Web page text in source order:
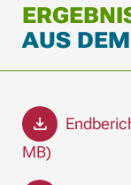
AUS
MB)